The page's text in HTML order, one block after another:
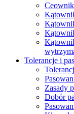
Tolerancje i
Zasady
Dobór